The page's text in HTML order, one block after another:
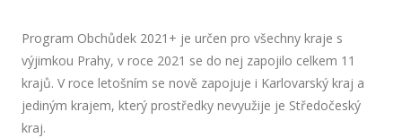
Program Obchůdek 2021+ je určen pro všechny kraje s
výjimkou Prahy, v roce 2021 se do nej zapojilo celkem 11
krajů. V roce letošním se nově zapojuje i Karlovarský kraj a
jediným krajem, který prostředky nevyužije je Středočeský
kraj.